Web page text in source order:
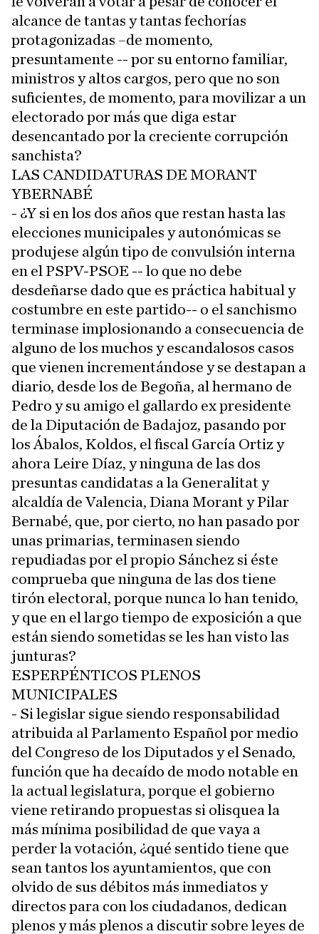
alcance de tantas y tantas fechorías
protagonizadas –de momento,
presuntamente -- por su entorno familiar,
ministros y altos cargos, pero que no son
suficientes, de momento, para movilizar a un
electorado por más que diga estar
desencantado por la creciente corrupción
sanchista?
LAS CANDIDATURAS DE MORANT
YBERNABÉ
- ¿Y si en los dos años que restan hasta las
elecciones municipales y autonómicas se
produjese algún tipo de convulsión interna
en el PSPV-PSOE -- lo que no debe
desdeñarse dado que es práctica habitual y
costumbre en este partido-- o el sanchismo
terminase implosionando a consecuencia de
alguno de los muchos y escandalosos casos
que vienen incrementándose y se destapan a
diario, desde los de Begoña, al hermano de
Pedro y su amigo el gallardo ex presidente
de la Diputación de Badajoz, pasando por
los Ábalos, Koldos, el fiscal García Ortiz y
ahora Leire Díaz, y ninguna de las dos
presuntas candidatas a la Generalitat y
alcaldía de Valencia, Diana Morant y Pilar
Bernabé, que, por cierto, no han pasado por
unas primarias, terminasen siendo
repudiadas por el propio Sánchez si éste
comprueba que ninguna de las dos tiene
tirón electoral, porque nunca lo han tenido,
y que en el largo tiempo de exposición a que
están siendo sometidas se les han visto las
junturas?
ESPERPÉNTICOS PLENOS
MUNICIPALES
- Si legislar sigue siendo responsabilidad
atribuida al Parlamento Español por medio
del Congreso de los Diputados y el Senado,
función que ha decaído de modo notable en
la actual legislatura, porque el gobierno
viene retirando propuestas si olisquea la
más mínima posibilidad de que vaya a
perder la votación, ¿qué sentido tiene que
sean tantos los ayuntamientos, que con
olvido de sus débitos más inmediatos y
directos para con los ciudadanos, dedican
plenos y más plenos a discutir sobre leyes de